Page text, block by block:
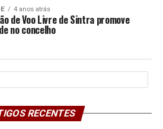
4 anos atrás
de Voo Livre de Sintra promove
no concelho
RECENTES